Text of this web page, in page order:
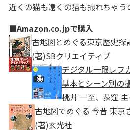
近くの猫も遠くの猫も撮れちゃう
■Amazon.co.jpで購入
古地図とめぐる東京歴史探
(著)SBクリエイティブ
デジタル一眼レフ
基本とシーン別の
桃井 一至、荻窪
古地図でめぐる 今昔 東京
(著)玄光社